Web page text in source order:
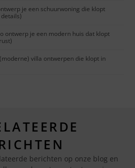
je een schuurwoning die klopt
ontwerp je een modern huis dat klopt
villa ontwerpen die klopt in
berichten op onze blog en